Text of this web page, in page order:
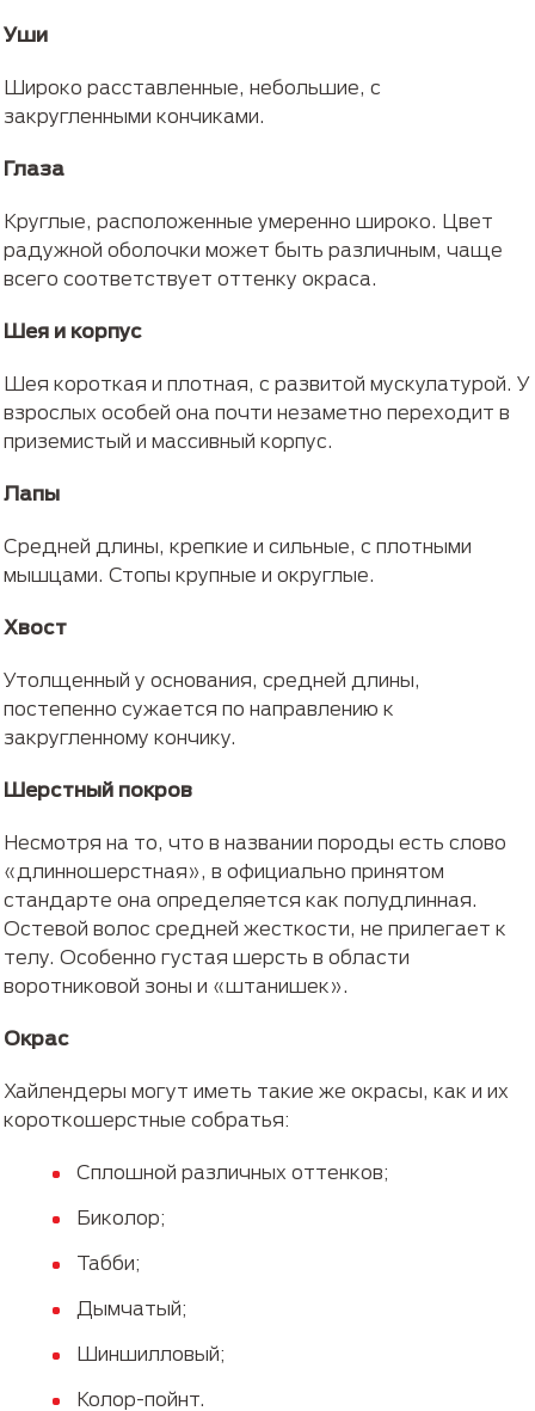
Уши
Широко расставленные, небольшие, с
закругленными кончиками.
Глаза
Круглые, расположенные умеренно широко. Цвет
радужной оболочки может быть различным, чаще
всего соответствует оттенку окраса.
Шея и корпус
Шея короткая и плотная, с развитой мускулатурой. У
взрослых особей она почти незаметно переходит в
приземистый и массивный корпус.
Лапы
Средней длины, крепкие и сильные, с плотными
мышцами. Стопы крупные и округлые.
Хвост
Утолщенный у основания, средней длины,
постепенно сужается по направлению к
закругленному кончику.
Шерстный покров
Несмотря на то, что в названии породы есть слово
«длинношерстная», в официально принятом
стандарте она определяется как полудлинная.
Остевой волос средней жесткости, не прилегает к
телу. Особенно густая шерсть в области
воротниковой зоны и «штанишек».
Окрас
Хайлендеры могут иметь такие же окрасы, как и их
короткошерстные собратья:
Сплошной различных оттенков;
Биколор;
Табби;
Дымчатый;
Шиншилловый;
Колор-пойнт.